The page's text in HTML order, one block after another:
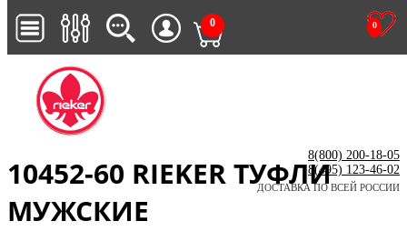
0
0
8(800) 200-18-05
8(495) 123-46-02
ДОСТАВКА ПО ВСЕЙ РОССИИ
10452-60 RIEKER ТУФЛИ
МУЖСКИЕ